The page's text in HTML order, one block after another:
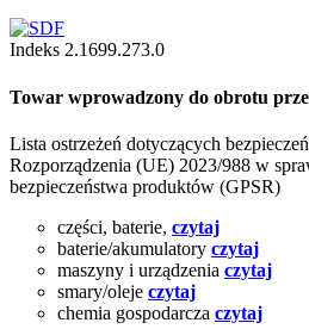
Indeks 2.1699.273.0
Towar wprowadzony do obrotu
Lista ostrzeżeń dotyczących
Rozporządzenia (UE) 2023/988 w
bezpieczeństwa produktów (GPSR)
części, baterie, czytaj
baterie/akumulatory czytaj
maszyny i urządzenia czytaj
smary/oleje czytaj
chemia gospodarcza czytaj